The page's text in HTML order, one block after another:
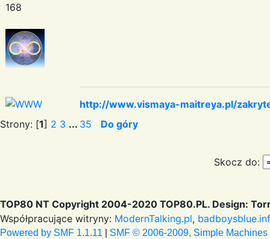
168
http://www.vismaya-maitreya.pl/
Strony: [1] 2 3 ... 35 Do góry
Skocz do:
TOP80 NT Copyright 2004-2020 TOP80.PL. Design:
Współpracujące witryny: ModernTalking.pl,
Powered by SMF 1.1.11 SMF © 2006-2009, Simple Machines